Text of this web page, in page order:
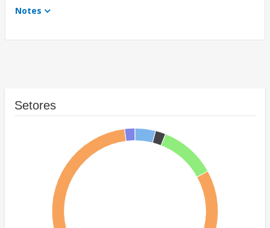
Notes
Setores